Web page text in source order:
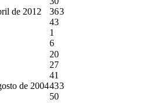
de 2012
36
43
1
6
3
de 2004
20
27
41
43
50
3